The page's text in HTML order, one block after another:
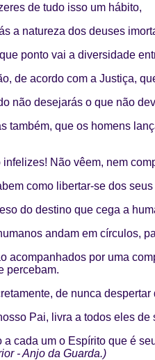
de tudo isso um hábito,
a natureza dos deuses
ponto vai a diversidade
de acordo com a Justiça,
não desejarás o que não
também, que os homens
infelizes! Não vêem, nem
como libertar-se dos
do destino que cega a
andam em círculos,
acompanhados por uma
percebam.
de nunca
Pai, livra a todos eles de
a cada um o Espírito que é
- Anjo da Guarda.)